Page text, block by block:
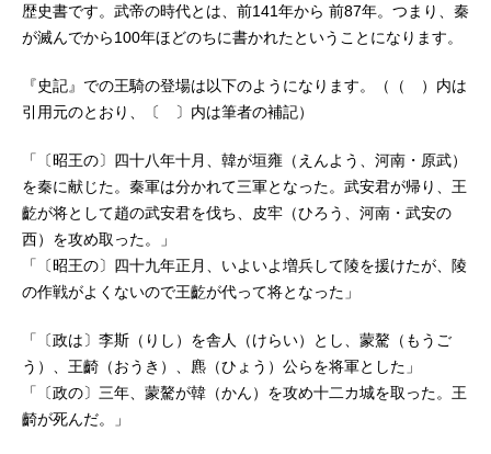
歴史書です。武帝の時代とは、前141年から 前87年。つまり、秦
が滅んでから100年ほどのちに書かれたということになります。
『史記』での王騎の登場は以下のようになります。（（ ）内は
引用元のとおり、〔 〕内は筆者の補記）
「〔昭王の〕四十八年十月、韓が垣雍（えんよう、河南・原武）
を秦に献じた。秦軍は分かれて三軍となった。武安君が帰り、王
齕が将として趙の武安君を伐ち、皮牢（ひろう、河南・武安の
西）を攻め取った。」
「〔昭王の〕四十九年正月、いよいよ増兵して陵を援けたが、陵
の作戦がよくないので王齕が代って将となった」
「〔政は〕李斯（りし）を舎人（けらい）とし、蒙驁（もうご
う）、王齮（おうき）、麃（ひょう）公らを将軍とした」
「〔政の〕三年、蒙驁が韓（かん）を攻め十二カ城を取った。王
齮が死んだ。」